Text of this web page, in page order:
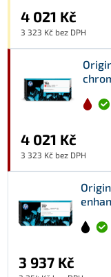
4 021 Kč
3 323 Kč bez DPH
4 021 Kč
3 323 Kč bez DPH
3 937 Kč